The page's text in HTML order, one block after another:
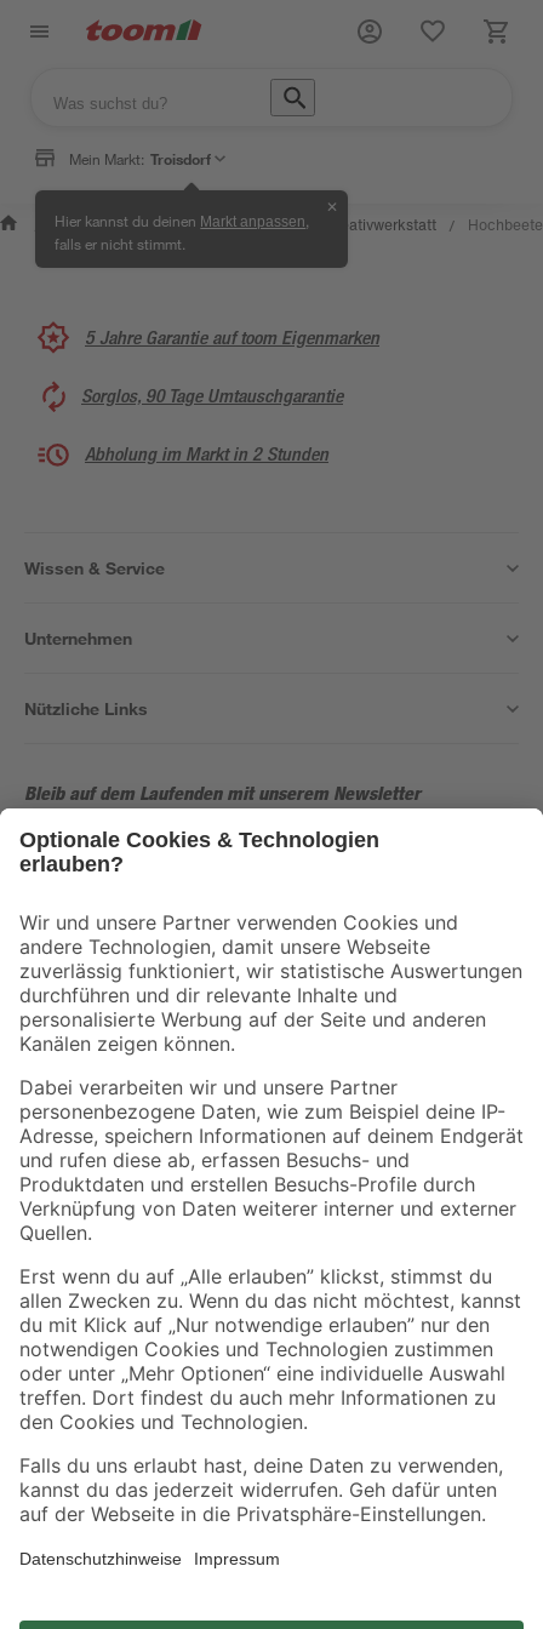
Mein Markt: Troisdorf
Hier kannst du deinen Markt anpassen
falls er nicht stimmt.
✕
Wissen &
Service
/
Selbermachen &
Ratgeber
/ Kreativwerkstatt / Hochbeete
5 Jahre Garantie auf toom Eigenmarken
Sorglos, 90 Tage Umtauschgarantie
Abholung im Markt in 2 Stunden
Wissen & Service
Unternehmen
Nützliche Links
Bleib auf dem Laufenden mit unserem Newsletter
Der toom Newsletter: Keine Angebote und Aktionen mehr verpassen!
Folge uns
Zahlungsarten Versandarten
Sicher einkaufen
Jetzt die toom-App herunterladen
Alle Preisangaben in EUR inkl. gesetzl. MwSt.. Die dargestellten Angebote sind unter
Umständen nicht in allen Märkten verfügbar. Die angegebenen Verfügbarkeiten beziehen
sich auf den unter "Mein Markt" ausgewählten toom Baumarkt. Alle Angebote und
*Paketversand ab 59 € versandkostenfrei, gilt nicht für Artikel mit Speditionsversand, hier
fallen zusätzliche Versandkosten an.